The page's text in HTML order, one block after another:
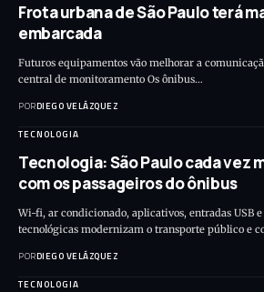
Frota urbana de São Paulo terá
embarcada
Futuros equipamentos vão melhorar a
central de monitoramento Os ônibus…
PORDIEGO VELÁZQUEZ
TECNOLOGIA
Tecnologia: São Paulo cada vez
com os passageiros do ônibus
Wi-fi, ar condicionado, aplicativos, entradas USB
tecnológicas modernizam o transporte público e
PORDIEGO VELÁZQUEZ
TECNOLOGIA